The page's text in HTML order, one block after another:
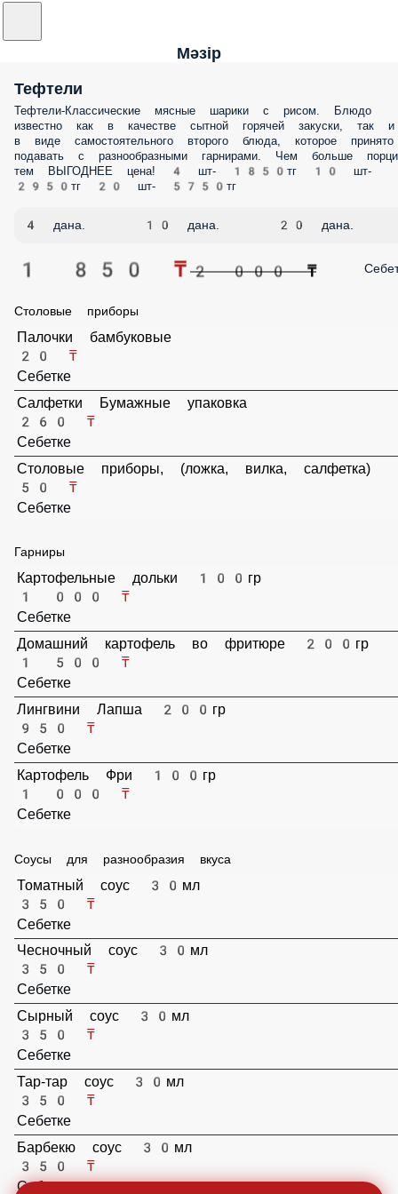
Мәзір
Тефтели
Тефтели-Классические мясные шарики с рисом. Блюдо
известно как в качестве сытной горячей закуски, так и
в виде самостоятельного второго блюда, которое принято
подавать с разнообразными гарнирами. Чем больше
тем ВЫГОДНЕЕ цена! 4 шт- 1850тг 10 шт-
2950тг 20 шт- 5750тг
4 дана. 10 дана. 20 дана.
1 850 ₸ 2 000 ₸
Столовые приборы
Палочки бамбуковые
20 ₸
Себетке
Салфетки Бумажные упаковка
260 ₸
Себетке
Столовые приборы, (ложка, вилка, салфетка)
50 ₸
Гарниры
Картофельные дольки 100гр
1 000 ₸
Себетке
Домашний картофель во фритюре 200гр
1 500 ₸
Себетке
Лингвини Лапша 200гр
950 ₸
Себетке
1 000 ₸
Себетке
Соусы для разнообразия вкуса
Томатный соус 30мл
350 ₸
Себетке
Чесночный соус 30мл
350 ₸
Себетке
Сырный соус 30мл
350 ₸
Себетке